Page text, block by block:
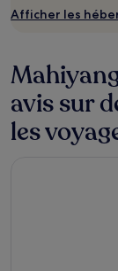
Afficher les
avis sur
les